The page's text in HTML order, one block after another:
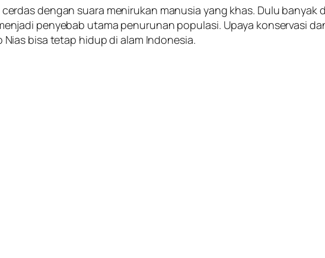
dengan suara menirukan manusia yang khas. Dulu
penyebab utama penurunan populasi. Upaya konservasi
bisa tetap hidup di alam Indonesia.